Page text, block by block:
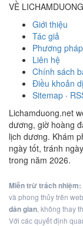
VỀ LICHAMDUONG
Giới thiệu
Tác giả
Phương
Liên hệ
Chính sách
Điều khoản
Sitemap ·
Lichamduong.net
dương, giờ hoàng
lịch dương. Khám
ngày tốt, tránh
trong năm 2026.
Miễn trừ trách nhiệm:
và phong thủy trên
dân gian, không thay
Với các quyết định